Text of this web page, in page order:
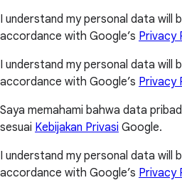
I understand my personal data will
accordance with Google’s Privacy
I understand my personal data will
accordance with Google’s Privacy
Saya memahami bahwa data
sesuai Kebijakan Privasi Google.
I understand my personal data will
accordance with Google’s Privacy